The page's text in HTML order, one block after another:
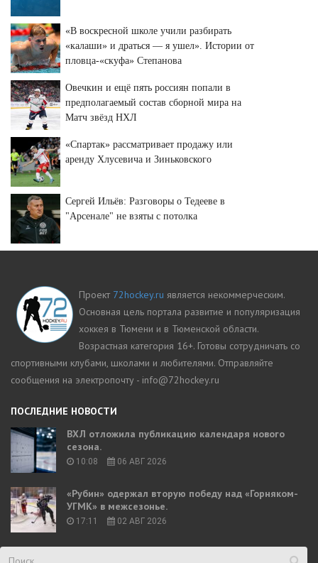
«В воскресной школе учили разбирать
«калаши» и драться — я ушел». Истории от
пловца-«скуфа» Степанова
Овечкин и ещё пять россиян попали в
предполагаемый состав сборной мира на
Матч звёзд НХЛ
«Спартак» рассматривает продажу или
аренду Хлусевича и Зиньковского
Сергей Ильёв: Разговоры о Тедееве в
"Арсенале" не взяты с потолка
Проект 72hockey.ru является некоммерческим.
Основная цель портала развитие и популяризация
хоккея в Тюмени и в Тюменской области.
Возрастная категория 16+. Готовы сотрудничать со
спортивными клубами, школами и любителями. Отправляйте
сообщения на электропочту - info@72hockey.ru
ПОСЛЕДНИЕ НОВОСТИ
ВХЛ отложила публикацию календаря нового
сезона.
10:08 06 АВГ 2026
«Рубин» одержал вторую победу над «Горняком-
УГМК» в межсезонье.
17:11 02 АВГ 2026